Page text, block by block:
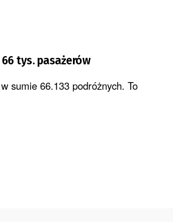
tys. pasażerów
sumie 66.133 podróżnych. To